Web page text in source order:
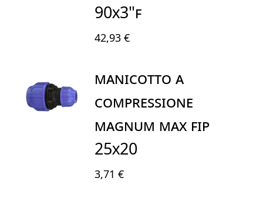
90X3"F
42,93 €
MANICOTTO A
COMPRESSIONE
MAGNUM MAX FIP
25X20
3,71 €